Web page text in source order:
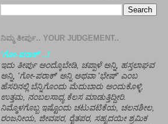
ನಿಮ್ಮ ತೀರ್ಪು.. YOUR JUDGEMENT..
'ಗೋ-ಪರಾಕ್' ..!
ಇದು ತೀರ್ಪು ಅಂದ್ಕೊಬೇಡಿ, ಚಪ್ಪಾಳೆ ಅನ್ನಿ, ಹಸ್ತಲಾಘವ
ಅನ್ನಿ, 'ಗೋ-ಪರಾಕ್' ಅನ್ನಿ ಅಥವಾ 'ಭೇಷ್' ಎಂಬ
ಹೆಸರಿನಲ್ಲಿ ಬೆನ್ನಿಗೊಂದು ಮೆದುಬಾರು ಅಂದುಕೊಳ್ಳಿ.
ಉತ್ತಮ, ನಂಬಲಸಾಧ್ಯ ಕೆಲಸ ಮಾಡುತ್ತಿದ್ದೀರಿ.
ನಿಮ್ಮೊಳಗೊಬ್ಬ ಇಷ್ಟೊಂದು ಚಟುವಟಿಕೆಯ, ಚಲನಶೀಲ,
ರಂಜನೀಯ, ಜೀವಪರ, ರೈತಪರ, ಸಹೃದಯೀ ಶ್ರಮಿಕ